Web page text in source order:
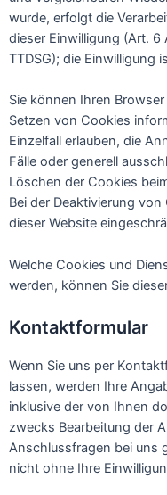
wurde, erfolgt die
dieser Einwilligung (Art. 6
TTDSG); die Einwilligung
Sie können Ihren
Setzen von Cookies
Einzelfall erlauben, die
Fälle oder generell
Löschen der Cookies
Bei der Deaktivierung
dieser Website
Welche Cookies und
werden, können Sie
Kontaktformular
Wenn Sie uns per
lassen, werden Ihre
inklusive der von Ihnen
zwecks Bearbeitung der
Anschlussfragen bei uns
nicht ohne Ihre